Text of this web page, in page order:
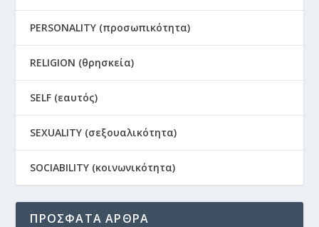
PERSONALITY (προσωπικότητα)
RELIGION (θρησκεία)
SELF (εαυτός)
SEXUALITY (σεξουαλικότητα)
SOCIABILITY (κοινωνικότητα)
ΠΡΟΣΦΑΤΑ ΑΡΘΡΑ